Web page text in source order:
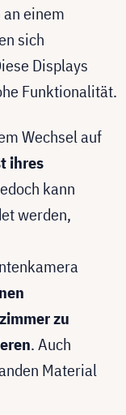
einem
sich
Displays
Funktionalität.
Wechsel auf
ihres
kann
werden,
zu
. Auch
Material